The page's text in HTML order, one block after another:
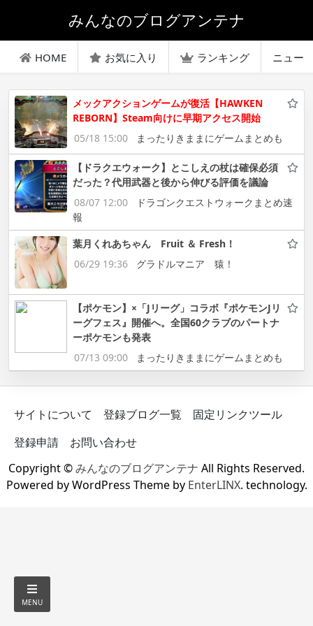
みんなのブログアンテナ
HOME お気に入り ランキング ニュー
メックアクションゲームが復活【HAWKEN
REBORN】Steam向けに早期アクセス開始
05/18 15:00
まったりきままにゲームまとめも
【ドラクエウォーク】とこしえの杖は確保必須
だった？代用武器と後から伸びる評価を議論
08/07 12:00
ドラゴンクエストウォークまとめ速
報
葉月くれあちゃん Fruit ＆ Fresh！
06/29 19:36
グラドルマニア 猿！
【ポケモン】×「Jリーグ」コラボ『ポケモンJリ
ーグフェス』開催へ。全国60クラブのパートナ
ーポケモンも発表
07/13 09:00
まったりきままにゲームまとめも
サイトについて 登録ブログ一覧
固定リンクツール
登録申請
お問い合わせ
Copyright ©みんなのブログアンテナ All Rights Reserved.
Powered by WordPress Theme by EnterLINX. technology.
MENU